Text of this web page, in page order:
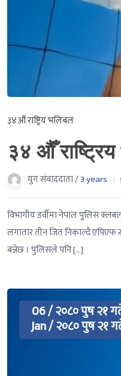
३४औं राष्ट्रिय भलिबल
३४ औँ
युग संवाददाता /3 years
विभागीय डर्वीमा नेपाल पुलिस
लगातार तीन जित निकाल्दै
बन्नेछ । पुलिसले पनि […]
06 / २०८० पुष २१
Jan / २०८० पुष २१